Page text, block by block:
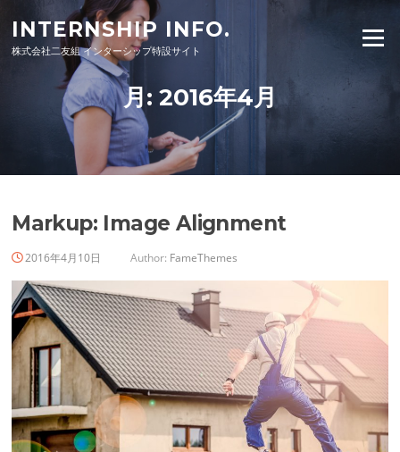
content
INTERNSHIP INFO.
株式会社二友組 インターシップ特設サイト
Menu
月: 2016年4月
Markup: Image Alignment
2016年4月10日 Author: FameThemes